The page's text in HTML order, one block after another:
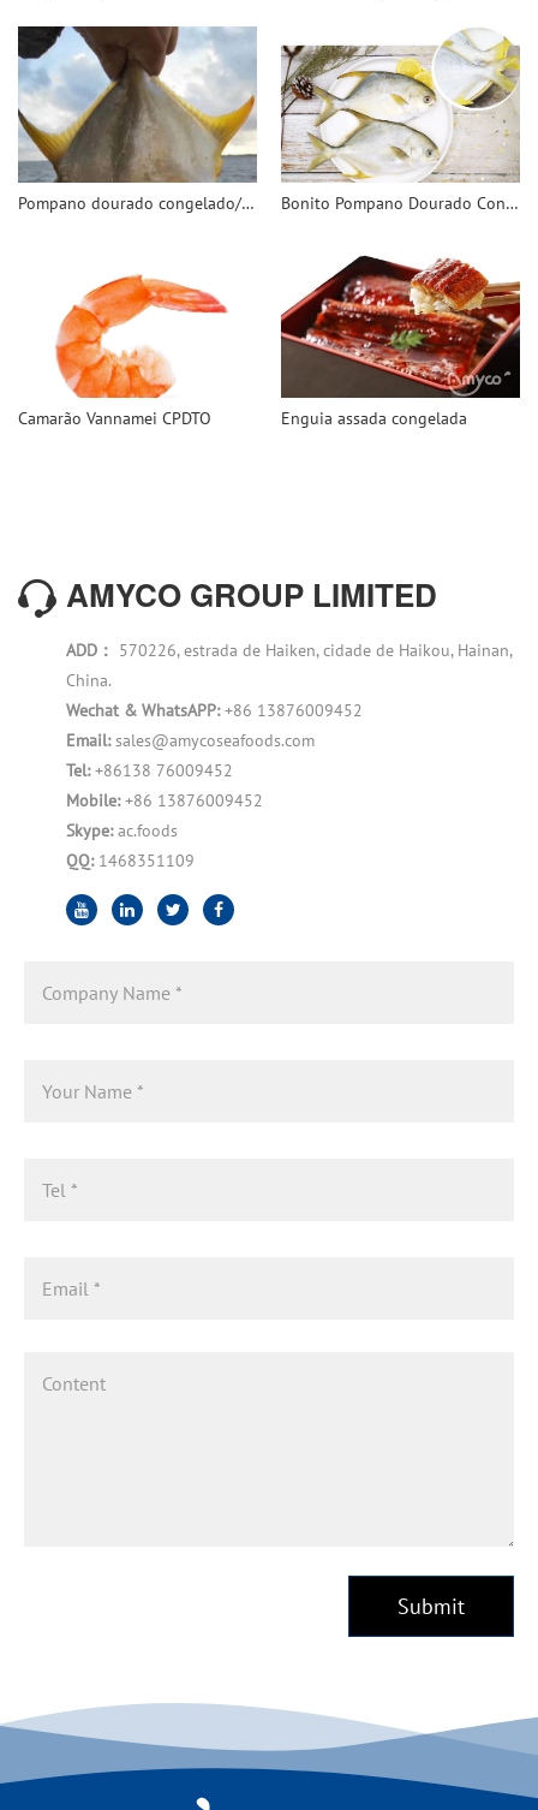
Pompano dourado congelado/Pomfret WR Bonito Pompano Dourado Congelado
Camarão Vannamei CPDTO Enguia assada congelada
AMYCO GROUP LIMITED
ADD： 570226, estrada de Haiken, cidade de Haikou, Hainan,
China.
Wechat & WhatsAPP:+86 13876009452
Email:sales@amycoseafoods.com
Tel:+86138 76009452
Mobile:+86 13876009452
Skype:ac.foods
QQ: 1468351109
Submit